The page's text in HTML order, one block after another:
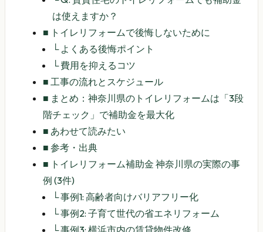
は使えますか？
■ トイレリフォームで後悔しないために
└ よくある後悔ポイント
└費用を抑えるコツ
■ 工事の流れとスケジュール
■ まとめ：神奈川県のトイレリフォームは「3段
階チェック」で補助金を最大化
■ あわせて読みたい
■ 参考・出典
■ トイレリフォーム補助金 神奈川県の実際の事
例 (3件)
└事例1: 高齢者向けバリアフリー化
└事例2: 子育て世代の省エネリフォーム
└事例3: 横浜市内の賃貸物件改修